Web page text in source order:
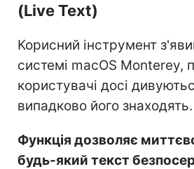
(Live Text)
Корисний інструмент
системі macOS Monterey,
користувачі досі
випадково його знаходять.
Функція дозволяє
будь-який текст